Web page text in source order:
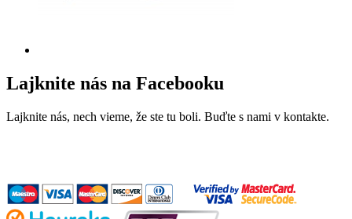
Lajknite nás na Facebooku
Lajknite nás, nech vieme, že ste tu boli. Buďte s nami v kontakte.